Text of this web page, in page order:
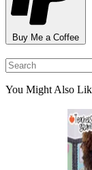
Buy Me a Coffee
You Might Also